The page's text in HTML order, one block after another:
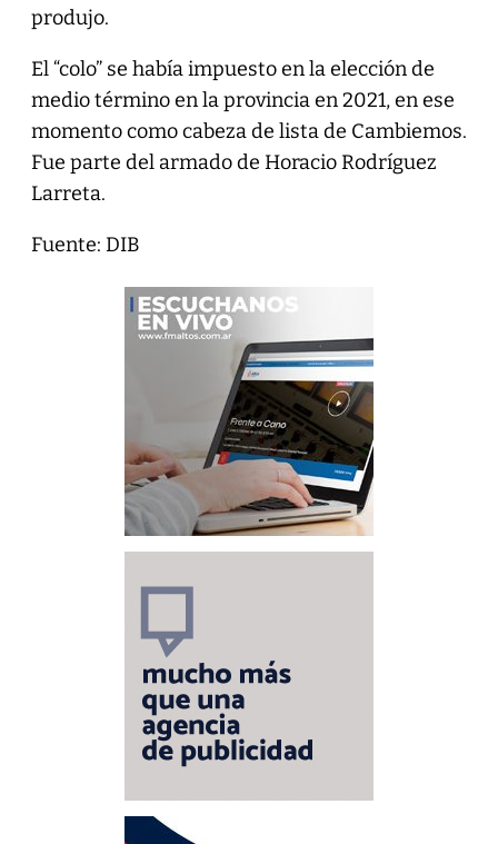
produjo.
El “colo” se había impuesto en la elección de
medio término en la provincia en 2021, en ese
momento como cabeza de lista de Cambiemos.
Fue parte del armado de Horacio Rodríguez
Larreta.
Fuente: DIB